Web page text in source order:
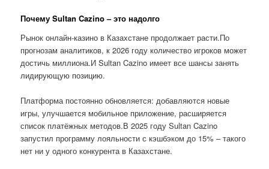
Почему Sultan Cazino – это надолго
Рынок онлайн-казино в Казахстане продолжает расти.По
прогнозам аналитиков, к 2026 году количество игроков может
достичь миллиона.И Sultan Cazino имеет все шансы занять
лидирующую позицию.
Платформа постоянно обновляется: добавляются новые
игры, улучшается мобильное приложение, расширяется
список платёжных методов.В 2025 году Sultan Cazino
запустил программу лояльности с кэшбэком до 15% – такого
нет ни у одного конкурента в Казахстане.